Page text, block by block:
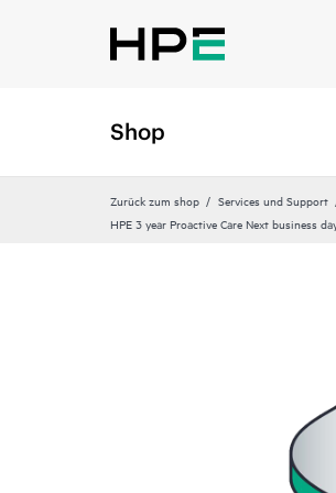
Shop
Zurück zum shop Services und Support
HPE 3 year Proactive Care Next business